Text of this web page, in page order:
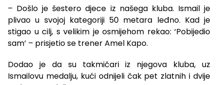
– Došlo je šestero djece iz našega kluba. Ismail je
plivao u svojoj kategoriji 50 metara leđno. Kad je
stigao u cilj, s velikim je osmijehom rekao: ‘Pobijedio
sam’ – prisjetio se trener Amel Kapo.
Dodao je da su takmičari iz njegova kluba, uz
Ismailovu medalju, kući odnijeli čak pet zlatnih i dvije